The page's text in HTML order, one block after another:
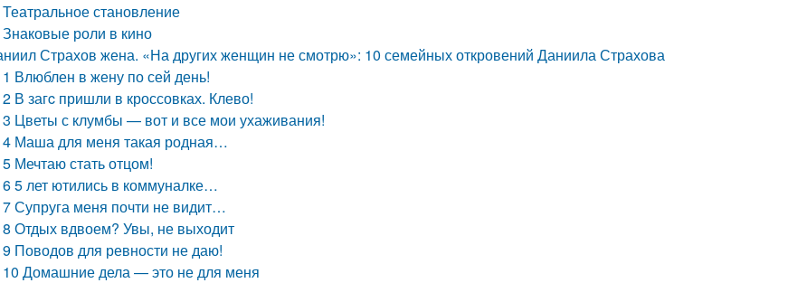
Театральное становление
Знаковые роли в кино
Страхов жена. «На других женщин не смотрю»: 10 семейных откровений Даниила Страхова
1 Влюблен в жену по сей день!
2 В загc пришли в кроссовках. Клево!
3 Цветы с клумбы — вот и все мои ухаживания!
4 Маша для меня такая родная…
5 Мечтаю стать отцом!
6 5 лет ютились в коммуналке…
7 Супруга меня почти не видит…
8 Отдых вдвоем? Увы, не выходит
9 Поводов для ревности не даю!
10 Домашние дела — это не для меня